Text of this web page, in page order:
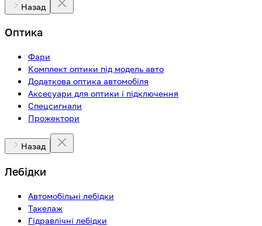
Назад
Оптика
Фари
Комплект оптики під модель авто
Додаткова оптика автомобіля
Аксесуари для оптики і підключення
Спецсигнали
Прожектори
Назад
Лебідки
Автомобільні лебідки
Такелаж
Гідравлічні лебідки